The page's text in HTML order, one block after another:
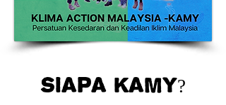
SIAPA KAMy?